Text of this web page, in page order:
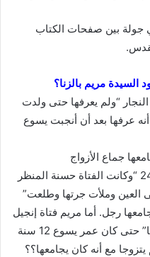
جولة بين صفحات الكتاب
السيدة مريم بالزنا؟
عن يوسف النجار “ولم يعرفها حتى ولدت
عرفها بعد أن أنجبت يسوع
جماع الأزواج
وهذا ما يشرحه لنا سفر التكوين 24:16 “وكانت الفتاة حسنة المنظر
العين وملأت جرتها وطلعت”
رجل. أما مريم فتاة إنجيل
متى فقد عرفها يوسف النجار”جامعها” حتى كان عمر يسوع 12 سنة
مع أنه كان يجامعها؟؟